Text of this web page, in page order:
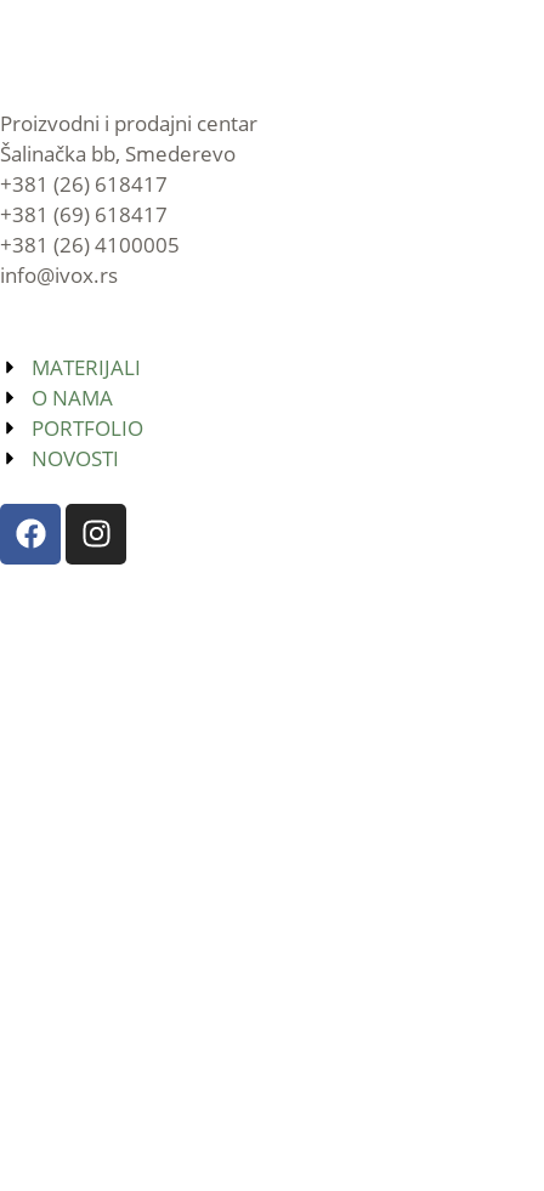
Proizvodni i prodajni centar
Šalinačka bb, Smederevo
+381 (26) 618417
+381 (69) 618417
+381 (26) 4100005
info@ivox.rs
MATERIJALI
O NAMA
PORTFOLIO
NOVOSTI